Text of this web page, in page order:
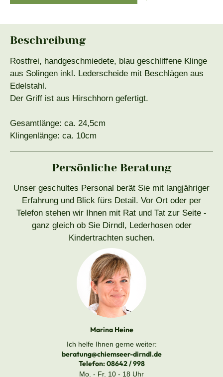
Beschreibung
Rostfrei, handgeschmiedete, blau geschliffene Klinge
aus Solingen inkl. Lederscheide mit Beschlägen aus
Edelstahl.
Der Griff ist aus Hirschhorn gefertigt.
Gesamtlänge: ca. 24,5cm
Klingenlänge: ca. 10cm
Persönliche Beratung
Unser geschultes Personal berät Sie mit langjähriger
Erfahrung und Blick fürs Detail. Vor Ort oder per
Telefon stehen wir Ihnen mit Rat und Tat zur Seite -
ganz gleich ob Sie Dirndl, Lederhosen oder
Kindertrachten suchen.
Marina Heine
Ich helfe Ihnen gerne weiter:
beratung@chiemseer-dirndl.de
Telefon:08642 / 998
Mo. - Fr. 10 - 18 Uhr